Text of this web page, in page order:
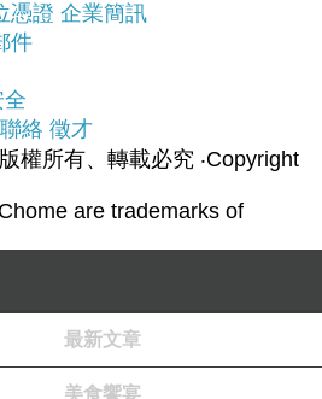
爽型)
憑證 企業簡訊
件
全
絡 徵才
權所有、轉載必究 ‧Copyright
are trademarks of
最新文章
美食饗宴